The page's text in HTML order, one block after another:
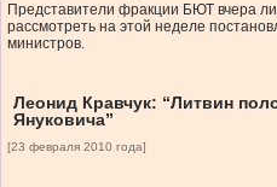
Представители фракции БЮТ вчера
рассмотреть на этой неделе
министров.
Леонид Кравчук: “Литвин
Януковича”
[23 февраля 2010 года]